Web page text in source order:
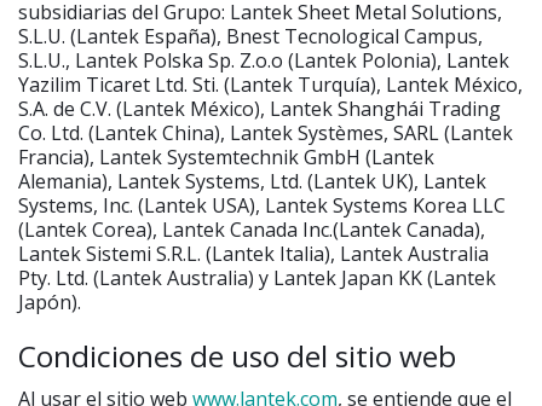
subsidiarias del Grupo: Lantek Sheet Metal Solutions,
S.L.U. (Lantek España), Bnest Tecnological Campus,
S.L.U., Lantek Polska Sp. Z.o.o (Lantek Polonia), Lantek
Yazilim Ticaret Ltd. Sti. (Lantek Turquía), Lantek México,
S.A. de C.V. (Lantek México), Lantek Shanghái Trading
Co. Ltd. (Lantek China), Lantek Systèmes, SARL (Lantek
Francia), Lantek Systemtechnik GmbH (Lantek
Alemania), Lantek Systems, Ltd. (Lantek UK), Lantek
Systems, Inc. (Lantek USA), Lantek Systems Korea LLC
(Lantek Corea), Lantek Canada Inc.(Lantek Canada),
Lantek Sistemi S.R.L. (Lantek Italia), Lantek Australia
Pty. Ltd. (Lantek Australia) y Lantek Japan KK (Lantek
Japón).
Condiciones de uso del sitio web
Al usar el sitio web www.lantek.com, se entiende que el